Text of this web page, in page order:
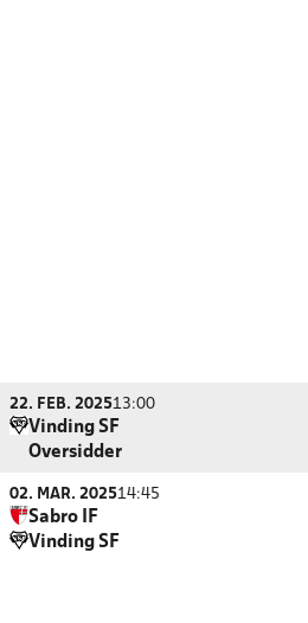
22. FEB. 202513:00
Vinding SF
Oversidder
02. MAR. 202514:45
Sabro IF
Vinding SF